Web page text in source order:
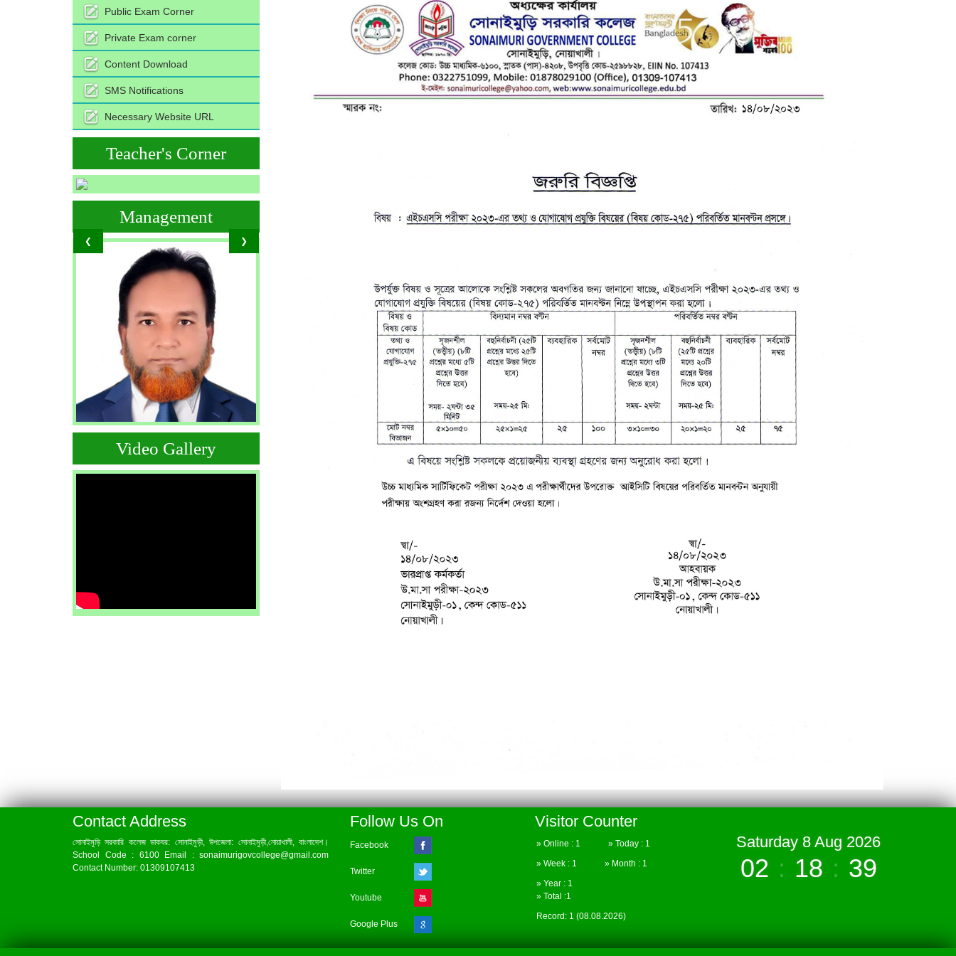
Public Exam Corner
Private Exam corner
Content Download
SMS Notifications
Necessary Website URL
Teacher's Corner
❮ ❯
Management
Video Gallery
Contact Address
সোনাইমুড়ি সরকারি কলেজ ডাকঘর: সোনাইমুড়ী, উপজেলা: সোনাইমুড়ী,নোয়াখালী, বাংলাদেশ।
School Code : 6100 Email : sonaimurigovcollege@gmail.com
Contact Number: 01309107413
Follow Us On
Facebook
Twitter
Youtube
Google Plus
Visitor Counter
» Online : 1 » Today : 1
» Week : 1 » Month : 1
» Year : 1
» Total :1
Record: 1 (08.08.2026)
Saturday 8 Aug 2026
02 : 18 : 39